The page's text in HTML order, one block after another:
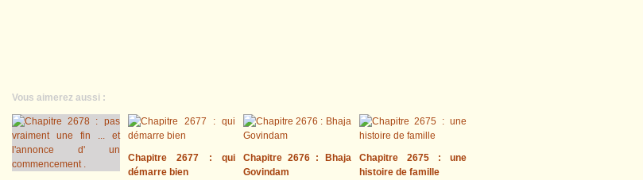
Vous aimerez aussi :
Chapitre 2677 : qui
démarre bien
Chapitre 2676 : Bhaja
Govindam
Chapitre 2675 : une
histoire de famille